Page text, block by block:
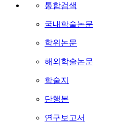
통합검색
국내학술논문
학위논문
해외학술논문
학술지
단행본
연구보고서